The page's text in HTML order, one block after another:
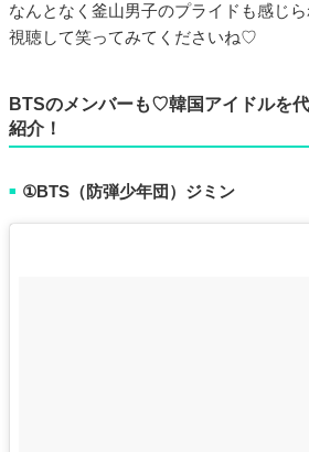
なんとなく釜山男子のプライドも感じ
視聴して笑ってみてくださいね♡
BTSのメンバーも♡韓国アイドルを
紹介！
■ ①BTS（防弾少年団）ジミン